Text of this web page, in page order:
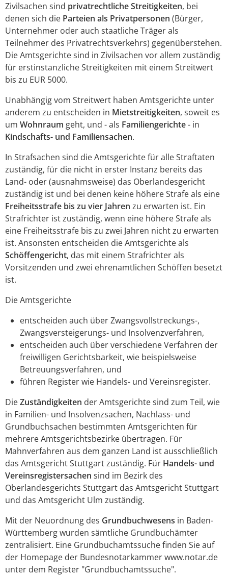
Zivilsachen sind privatrechtliche Streitigkeiten, bei
denen sich die Parteien als Privatpersonen (Bürger,
Unternehmer oder auch staatliche Träger als
Teilnehmer des Privatrechtsverkehrs) gegenüberstehen.
Die Amtsgerichte sind in Zivilsachen vor allem zuständig
für erstinstanzliche Streitigkeiten mit einem Streitwert
bis zu EUR 5000.
Unabhängig vom Streitwert haben Amtsgerichte unter
anderem zu entscheiden in Mietstreitigkeiten, soweit es
um Wohnraum geht, und - als Familiengerichte- in
Kindschafts- und Familiensachen.
In Strafsachen sind die Amtsgerichte für alle Straftaten
zuständig, für die nicht in erster Instanz bereits das
Land- oder (ausnahmsweise) das Oberlandesgericht
zuständig ist und bei denen keine höhere Strafe als eine
Freiheitsstrafe bis zu vier Jahren zu erwarten ist. Ein
Strafrichter ist zuständig, wenn eine höhere Strafe als
eine Freiheitsstrafe bis zu zwei Jahren nicht zu erwarten
ist. Ansonsten entscheiden die Amtsgerichte als
Schöffengericht, das mit einem Strafrichter als
Vorsitzenden und zwei ehrenamtlichen Schöffen besetzt
ist.
Die Amtsgerichte
entscheiden auch über Zwangsvollstreckungs-,
Zwangsversteigerungs- und Insolvenzverfahren,
entscheiden auch über verschiedene Verfahren der
freiwilligen Gerichtsbarkeit, wie beispielsweise
Betreuungsverfahren, und
führen Register wie Handels- und Vereinsregister.
DieZuständigkeiten der Amtsgerichte sind zum Teil, wie
in Familien- und Insolvenzsachen, Nachlass- und
Grundbuchsachen bestimmten Amtsgerichten für
mehrere Amtsgerichtsbezirke übertragen. Für
Mahnverfahren aus dem ganzen Land ist ausschließlich
das Amtsgericht Stuttgart zuständig. Für Handels- und
Vereinsregistersachen sind im Bezirk des
Oberlandesgerichts Stuttgart das Amtsgericht Stuttgart
und das Amtsgericht Ulm zuständig.
Mit der Neuordnung des Grundbuchwesens in Baden-
Württemberg wurden sämtliche Grundbuchämter
zentralisiert. Eine Grundbuchamtssuche finden Sie auf
der Homepage der Bundesnotarkammer www.notar.de
unter dem Register "Grundbuchamtssuche".